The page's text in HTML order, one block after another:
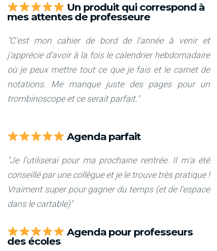
Un produit qui correspond à
mes attentes de professeure
"C'est mon cahier de bord de l'année à venir et
j'apprécie d'avoir à la fois le calendrier hebdomadaire
où je peux mettre tout ce que je fais et le carnet de
notations. Me manque juste des pages pour un
trombinoscope et ce serait parfait."
Agenda parfait
"Je l'utiliserai pour ma prochaine rentrée. Il m'a été
conseillé par une collègue et je le trouve très pratique !
Vraiment super pour gagner du temps (et de l'espace
dans le cartable)"
Agenda pour professeurs
des écoles